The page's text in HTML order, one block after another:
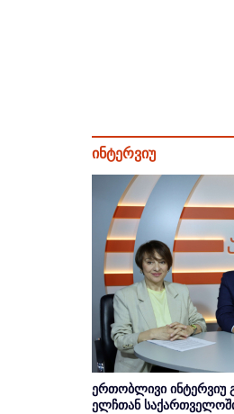
ინტერვიუ
ერთობლივი ინტერვიუ
ელჩთან